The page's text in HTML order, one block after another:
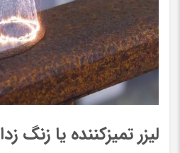
لیزر تمیزکننده یا زنگ زدا